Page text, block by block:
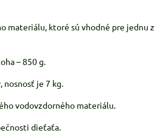
materiálu, ktoré sú vhodné pre jednu z
– 850 g.
nosnosť je 7 kg.
vodovzdorného materiálu.
dieťaťa.